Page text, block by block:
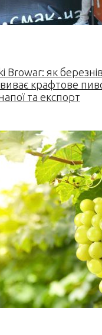
Browar: як
крафтове
та експорт